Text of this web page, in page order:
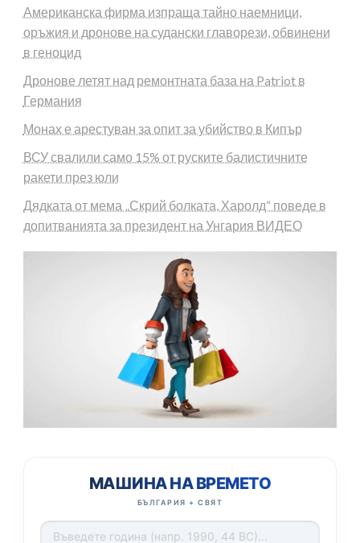
Американска фирма изпраща тайно наемници,
оръжия и дронове на судански главорези, обвинени
в геноцид
Дронове летят над ремонтната база на Patriot в
Германия
Монах е арестуван за опит за убийство в Кипър
ВСУ свалили само 15% от руските балистичните
ракети през юли
Дядката от мема „Скрий болката, Харолд“ поведе в
допитванията за президент на Унгария ВИДЕО
МАШИНА НА ВРЕМЕТО
БЪЛГАРИЯ + СВЯТ